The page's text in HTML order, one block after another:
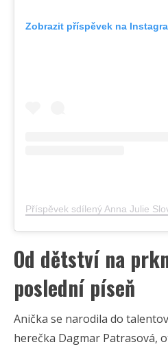
Zobrazit příspěvek na
Od dětství na
poslední píseň
Anička se narodila do
herečka Dagmar Patrasová,